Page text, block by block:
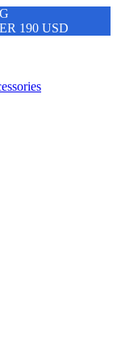
190 USD